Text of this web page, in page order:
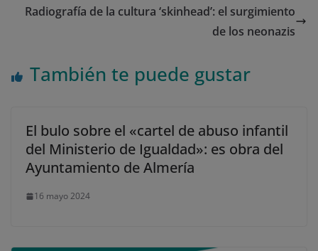
Radiografía de la cultura ‘skinhead’: el surgimiento
de los neonazis
También te puede gustar
El bulo sobre el «cartel de abuso infantil
del Ministerio de Igualdad»: es obra del
Ayuntamiento de Almería
16 mayo 2024